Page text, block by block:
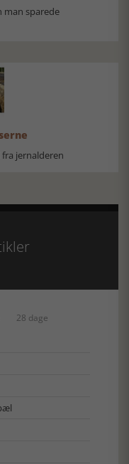
sparede
jernalderen
28 dage